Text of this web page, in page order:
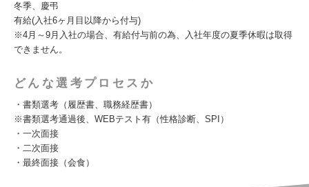
冬季、慶弔
有給(入社6ヶ月目以降から付与)
※4月～9月入社の場合、有給付与前の為、入社年度の夏季休暇は取得
できません。
どんな選考プロセスか
・書類選考（履歴書、職務経歴書）
※書類選考通過後、WEBテスト有（性格診断、SPI）
・一次面接
・二次面接
・最終面接（会食）